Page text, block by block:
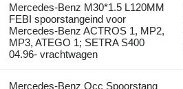
Mercedes-Benz M30*1.5 L120MM
FEBI spoorstangeind voor
Mercedes-Benz ACTROS 1, MP2,
MP3, ATEGO 1; SETRA S400
04.96- vrachtwagen
Mercedes-Benz Occ Spoorstang